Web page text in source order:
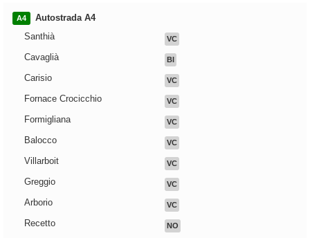
A4
Autostrada A4
Santhià
VC
Cavaglià BI
Carisio VC
Fornace Crocicchio VC
Formigliana VC
Balocco VC
Villarboit VC
Greggio VC
Arborio VC
Recetto NO